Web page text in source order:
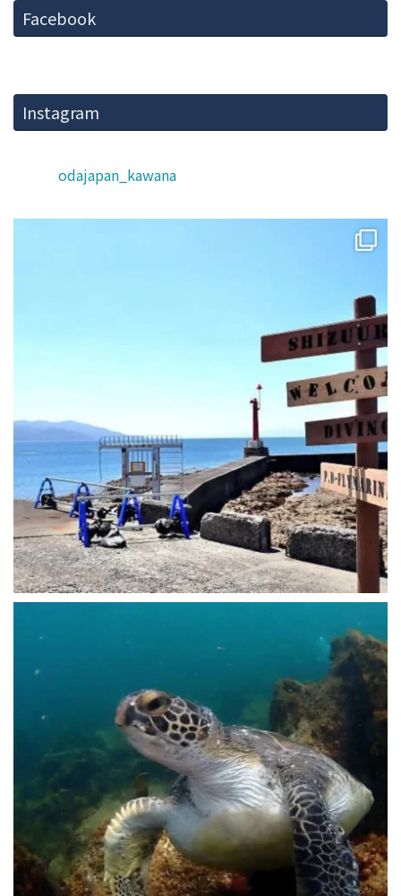
Facebook
Instagram
odajapan_kawana